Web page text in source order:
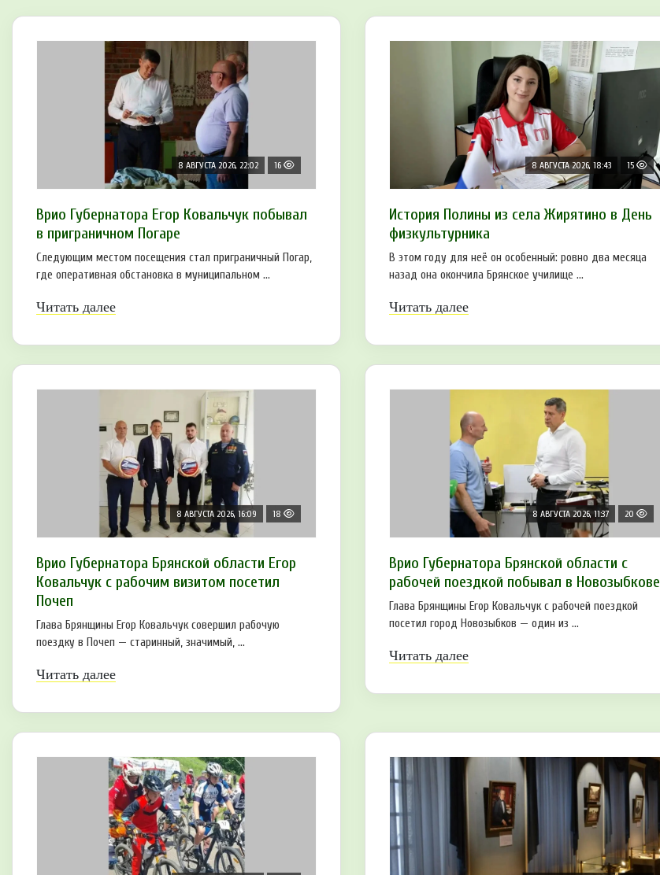
8 АВГУСТА 2026, 22:02 16
Врио Губернатора Егор Ковальчук побывал
в приграничном Погаре
Следующим местом посещения стал приграничный Погар,
где оперативная обстановка в муниципальном ...
Читать далее
8 АВГУСТА 2026, 18:43 15
История Полины из села Жирятино в День
физкультурника
В этом году для неё он особенный: ровно два месяца
назад она окончила Брянское училище ...
Читать далее
8 АВГУСТА 2026, 16:09 18
Врио Губернатора Брянской области Егор
Ковальчук с рабочим визитом посетил
Почеп
Глава Брянщины Егор Ковальчук совершил рабочую
поездку в Почеп — старинный, значимый, ...
Читать далее
8 АВГУСТА 2026, 11:37 20
Врио Губернатора Брянской области с
рабочей поездкой побывал в Новозыбкове
Глава Брянщины Егор Ковальчук с рабочей поездкой
посетил город Новозыбков — один из ...
Читать далее